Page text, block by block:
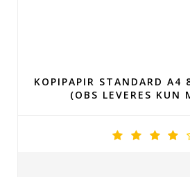
KOPIPAPIR STANDARD A4
(OBS LEVERES KUN